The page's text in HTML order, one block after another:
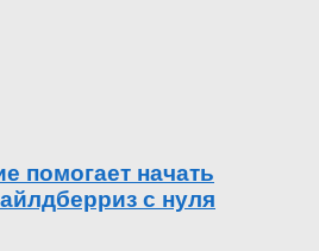
помогает начать
с нуля